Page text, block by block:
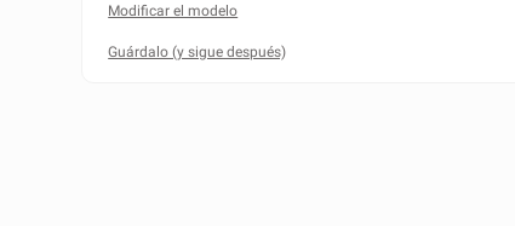
Modificar el modelo